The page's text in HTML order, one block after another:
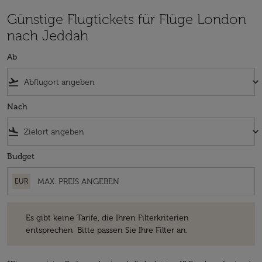
Günstige Flugtickets für Flüge London
nach Jeddah
Ab
flight_takeoff keyboard_arrow_down
Nach
flight_land keyboard_arrow_down
Budget
EUR
Es gibt keine Tarife, die Ihren Filterkriterien
entsprechen. Bitte passen Sie Ihre Filter an.